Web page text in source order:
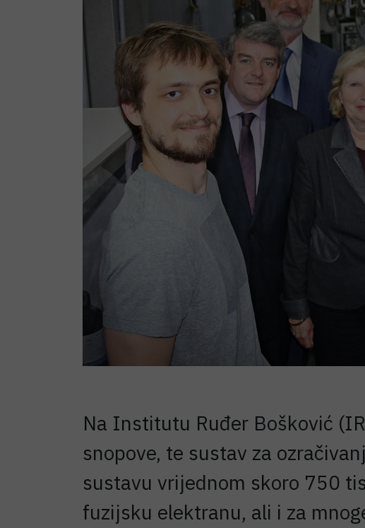
Na Institutu Ruđer Bošković
snopove, te sustav za
sustavu vrijednom skoro 750
fuzijsku elektranu, ali i za